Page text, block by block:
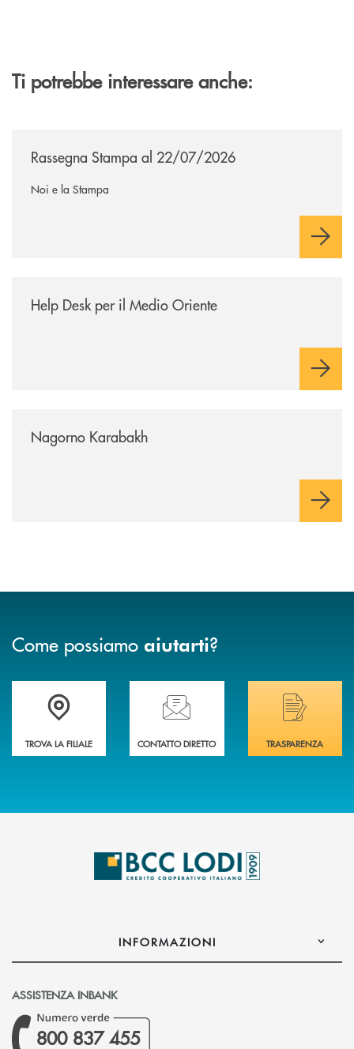
Ti potrebbe interessare anche:
Rassegna Stampa al 22/07/2026
Noi e la Stampa
Help Desk per il Medio Oriente
Nagorno Karabakh
Come possiamo aiutarti?
Trova la filiale più vicina a Te
TROVA LA FILIALE
Hai bisogno di assistenza immediata?
CONTATTO DIRETTO
Hai bisogno di
TRASPARENZA
INFORMAZIONI
ASSISTENZA INBANK
800 837 455